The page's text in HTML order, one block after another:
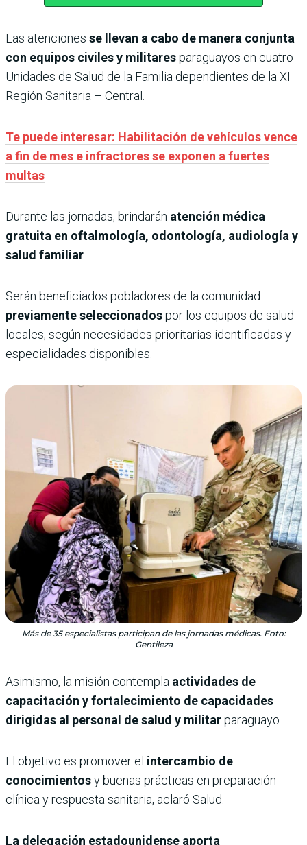
Las atenciones se llevan a cabo de manera conjunta
con equipos civiles y militaresparaguayos en cuatro
Unidades de Salud de la Familia dependientes de la XI
Región Sanitaria – Central.
Te puede interesar: Habilitación de vehículos vence
a fin de mes e infractores se exponen a fuertes
multas
Durante las jornadas, brindarán atención médica
gratuita en oftalmología, odontología, audiología y
salud familiar
Serán beneficiados pobladores de la comunidad
previamente seleccionadospor los equipos de salud
locales, según necesidades prioritarias identificadas y
especialidades disponibles.
Más de 35 especialistas participan de las jornadas médicas. Foto:
Gentileza
Asimismo, la misión contempla actividades de
capacitación y fortalecimiento de capacidades
dirigidas al personal de salud y militarparaguayo.
El objetivo es promover el intercambio de
conocimientosy buenas prácticas en preparación
clínica y respuesta sanitaria, aclaró Salud.
La delegación estadounidense aporta